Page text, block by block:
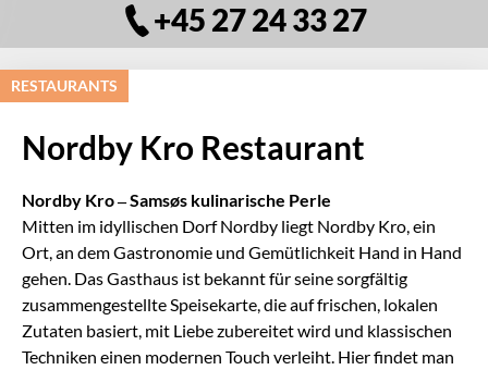
+45 27 24 33 27
RESTAURANTS
Nordby Kro Restaurant
Nordby Kro – Samsøs kulinarische Perle
Mitten im idyllischen Dorf Nordby liegt Nordby Kro, ein
Ort, an dem Gastronomie und Gemütlichkeit Hand in Hand
gehen. Das Gasthaus ist bekannt für seine sorgfältig
zusammengestellte Speisekarte, die auf frischen, lokalen
Zutaten basiert, mit Liebe zubereitet wird und klassischen
Techniken einen modernen Touch verleiht. Hier findet man